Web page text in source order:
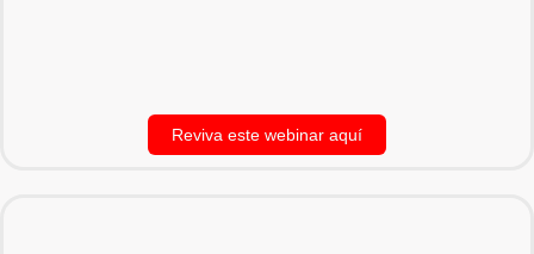
Reviva este webinar aquí